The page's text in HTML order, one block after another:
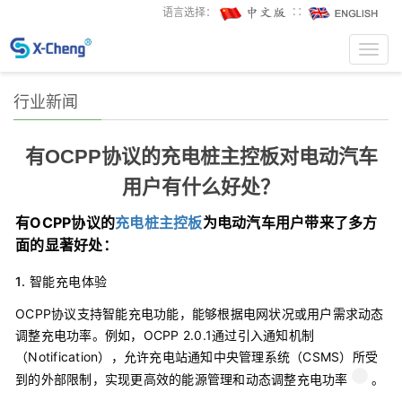
语言选择： ∷
行业新闻
有OCPP协议的充电桩主控板对电动汽车
用户有什么好处？
有OCPP协议的充电桩主控板为电动汽车用户带来了多方
面的显著好处：
1. 智能充电体验
OCPP协议支持智能充电功能，能够根据电网状况或用户需求动态
调整充电功率。例如，OCPP 2.0.1通过引入通知机制
（Notification），允许充电站通知中央管理系统（CSMS）所受
到的外部限制，实现更高效的能源管理和动态调整充电功率
。